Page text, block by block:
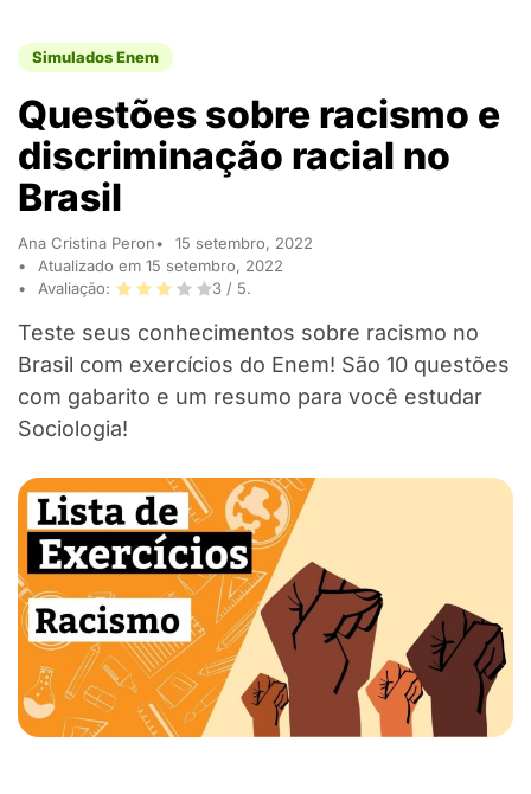
Simulados Enem
Questões sobre racismo e
discriminação racial no
Brasil
Ana Cristina Peron
15 setembro, 2022
Atualizado em 15 setembro, 2022
Avaliação:
3 / 5.
Teste seus conhecimentos sobre racismo no
Brasil com exercícios do Enem! São 10 questões
com gabarito e um resumo para você estudar
Sociologia!